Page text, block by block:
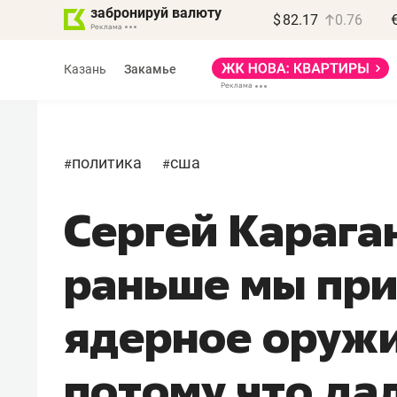
забронируй валюту $ 82.17 0.76
Казань Закамье
#политика #сша
Сергей
раньше мы
ядерное
Василь Мазитов
МАРТ
«Не зная местных
потерять минимум